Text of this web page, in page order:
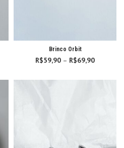
Brinco Orbit
R$59,90 – R$69,90
preço: